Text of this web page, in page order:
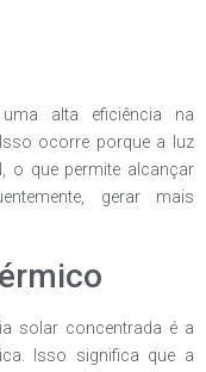
alta eficiência na
ocorre porque a luz
o que permite alcançar
gerar mais
solar concentrada é a
Isso significa que a